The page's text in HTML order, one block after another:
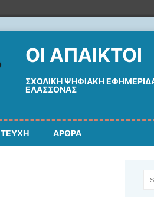
ΟΙ ΆΠΑΙΚΤΟΙ
ΣΧΟΛΙΚΉ ΨΗΦΙΑΚΉ
ΕΛΑΣΣΌΝΑΣ
ΤΕΥΧΗ ΑΡΘΡΑ